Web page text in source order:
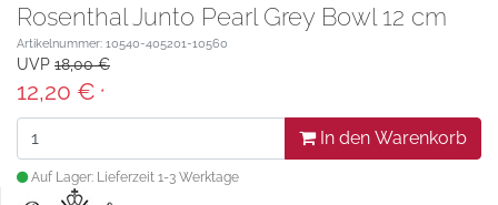
Rosenthal Junto Pearl Grey Bowl 12 cm
Artikelnummer: 10540-405201-10560
UVP 18,00 €
12,20 € *
In den Warenkorb
Auf Lager: Lieferzeit 1-3 Werktage